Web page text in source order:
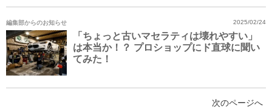
編集部からのお知らせ 2025/02/24
「ちょっと古いマセラティは壊れやすい」
は本当か！？ プロショップにド直球に聞い
てみた！
次のページへ